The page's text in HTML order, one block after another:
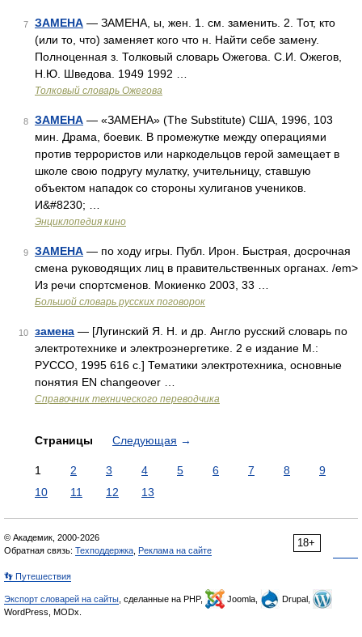
7 ЗАМЕНА — ЗАМЕНА, ы, жен. 1. см. заменить. 2. Тот, кто
(или то, что) заменяет кого что н. Найти себе замену.
Полноценная з. Толковый словарь Ожегова. С.И. Ожегов,
Н.Ю. Шведова. 1949 1992 …
Толковый словарь Ожегова
8 ЗАМЕНА — «ЗАМЕНА» (The Substitute) США, 1996, 103
мин. Драма, боевик. В промежутке между операциями
против террористов или наркодельцов герой замещает в
школе свою подругу мулатку, учительницу, ставшую
объектом нападок со стороны хулиганов учеников.
И&#8230; …
Энциклопедия кино
9 ЗАМЕНА — по ходу игры. Публ. Ирон. Быстрая, досрочная
смена руководящих лиц в правительственных органах. /em>
Из речи спортсменов. Мокиенко 2003, 33 …
Большой словарь русских поговорок
10 замена — [Лугинский Я. Н. и др. Англо русский словарь по
электротехнике и электроэнергетике. 2 е издание М.:
РУССО, 1995 616 с.] Тематики электротехника, основные
понятия EN changeover …
Справочник технического переводчика
Страницы Следующая →
1 2 3 4 5 6 7 8
9
10
11 12 13
18+
© Академик, 2000-2026
Обратная связь: Техподдержка Реклама на сайте
👣 Путешествия
Экспорт словарей на сайты , сделанные на PHP, Joomla,
Drupal,
WordPress, MODx.